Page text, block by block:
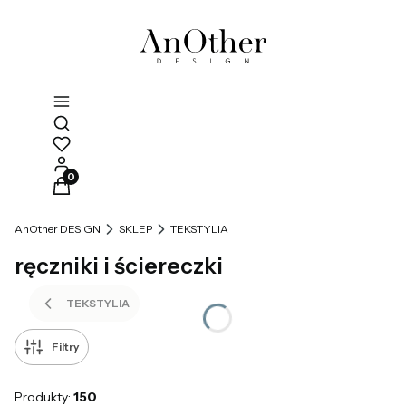
Otwórz wyszukiwarkę
Produkty w koszyku: 0. Zobacz szczegóły
AnOther DESIGN SKLEP TEKSTYLIA
ręczniki i ściereczki
TEKSTYLIA
Filtry
Produkty: 150